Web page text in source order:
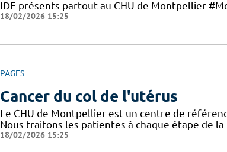
IDE présents partout au CHU de Montpellier
18/02/2026 15:25
PAGES
Cancer du col de l'utérus
Le CHU de Montpellier est un centre de
Nous traitons les patientes à chaque étape de
18/02/2026 15:25